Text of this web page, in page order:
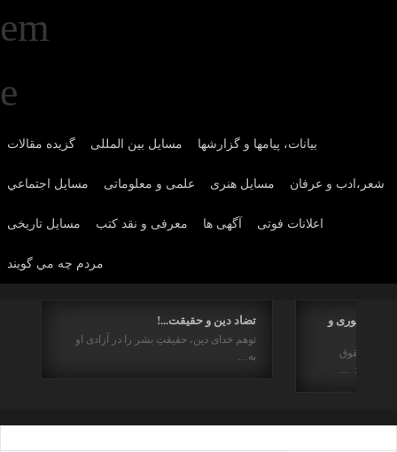
گزیده مقالات مسایل بین المللی بیانات، پیامها و گزارشها
مسايل اجتماعي علمی و معلوماتی مسايل هنری شعر،ادب و عرفان
مسایل تاریخی معرفی و نقد کتب آگهی ها اعلانات فوتی
مردم چه مي گويند
تضاد دین و حقیقت...!
توهم خدای دین، حقیقتِ بشر را در آزادی او
به…
جمهوری و
منظر حقوق
راستای : …